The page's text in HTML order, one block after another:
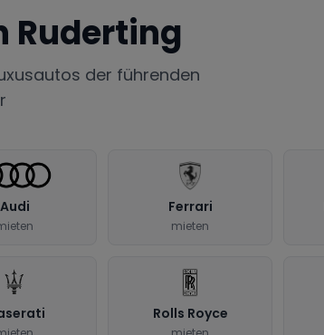
Ruderting
der führenden
Audi Ferrari
mieten
Rolls Royce